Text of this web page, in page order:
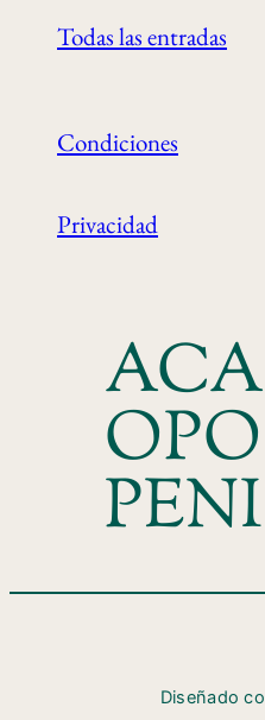
Todas las entradas
Condiciones
Privacidad
Diseñado